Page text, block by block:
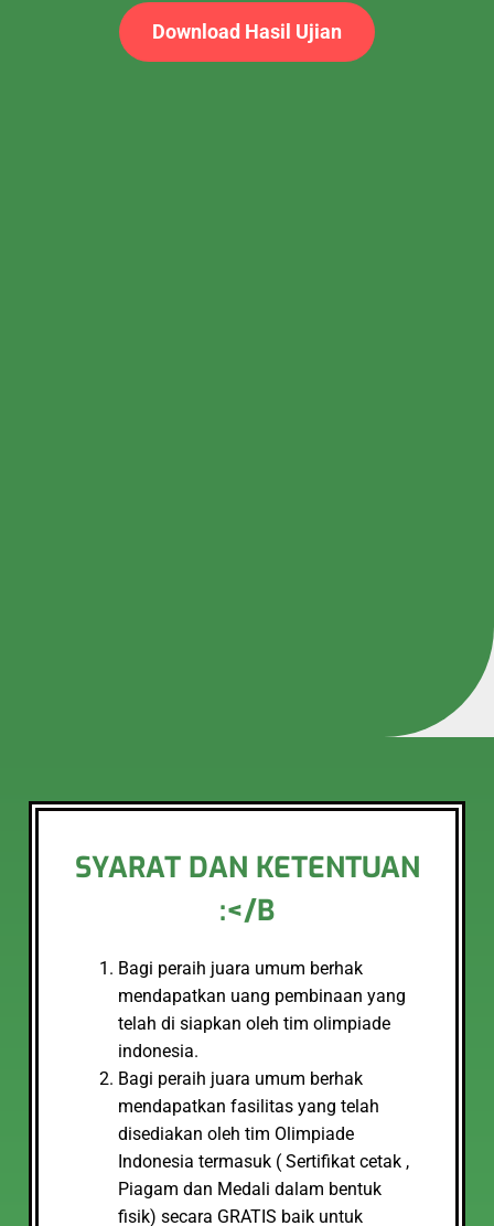
Download Hasil Ujian
SYARAT DAN KETENTUAN
:</B
Bagi peraih juara umum berhak
mendapatkan uang pembinaan yang
telah di siapkan oleh tim olimpiade
indonesia.
Bagi peraih juara umum berhak
mendapatkan fasilitas yang telah
disediakan oleh tim Olimpiade
Indonesia termasuk ( Sertifikat cetak ,
Piagam dan Medali dalam bentuk
fisik) secara GRATIS baik untuk